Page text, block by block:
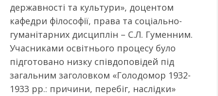
державності та культури», доцентом
кафедри філософії, права та соціально-
гуманітарних дисциплін – С.Л. Гуменним.
Учасниками освітнього процесу було
підготовано низку співдоповідей під
загальним заголовком «Голодомор 1932-
1933 рр.: причини, перебіг, наслідки»